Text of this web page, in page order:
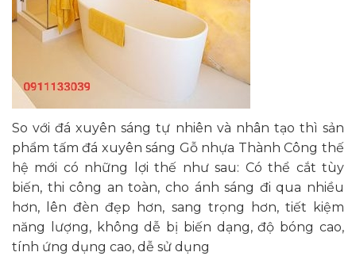
So với đá xuyên sáng tự nhiên và nhân tạo thì sản
phẩm tấm đá xuyên sáng Gỗ nhựa Thành Công thế
hệ mới có những lợi thế như sau: Có thể cắt tùy
biến, thi công an toàn, cho ánh sáng đi qua nhiều
hơn, lên đèn đẹp hơn, sang trọng hơn, tiết kiệm
năng lượng, không dễ bị biến dạng, độ bóng cao,
tính ứng dụng cao, dễ sử dụng